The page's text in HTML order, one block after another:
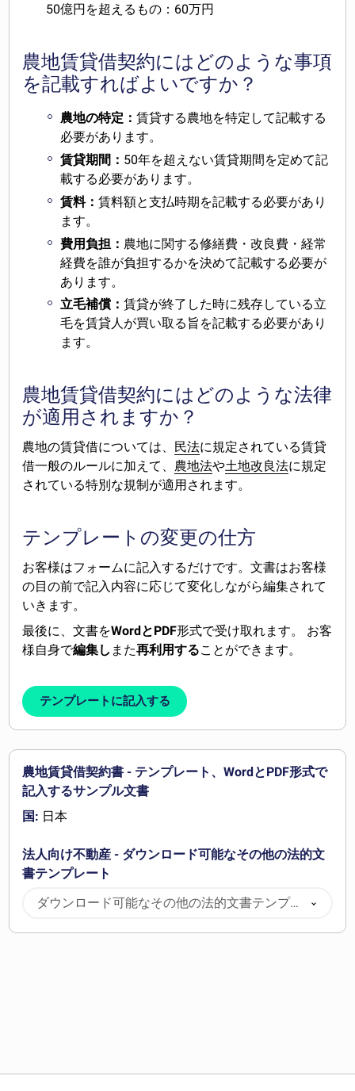
50億円を超えるもの：60万円
農地賃貸借契約にはどのような事項
を記載すればよいですか？
農地の特定：賃貸する農地を特定して記載する
必要があります。
賃貸期間： 50年を超えない賃貸期間を定めて記
載する必要があります。
賃料：賃料額と支払時期を記載する必要があり
ます。
費用負担： 農地に関する修繕費・改良費・経常
経費を誰が負担するかを決めて記載する必要が
あります。
立毛補償：賃貸が終了した時に残存している立
毛を賃貸人が買い取る旨を記載する必要があり
ます。
農地賃貸借契約にはどのような法律
が適用されますか？
農地の賃貸借については、 民法に規定されている賃貸
借一般のルールに加えて、 農地法や土地改良法に規定
されている特別な規制が適用されます。
テンプレートの変更の仕方
お客様はフォームに記入するだけです。文書はお客様
の目の前で記入内容に応じて変化しながら編集されて
いきます。
最後に、文書をWordとPDF形式で受け取れます。 お客
様自身で編集し また再利用することができます。
テンプレートに記入する
農地賃貸借契約書 - テンプレート、WordとPDF形式で
記入するサンプル文書
国: 日本
法人向け不動産 - ダウンロード可能なその他の法的文
書テンプレート
ダウンロード可能なその他の法的文書テンプレ
ート